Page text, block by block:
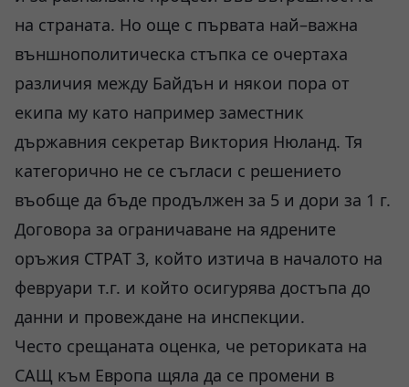
на страната. Но още с първата най–важна
външнополитическа стъпка се очертаха
различия между Байдън и някои пора от
екипа му като например заместник
държавния секретар Виктория Нюланд. Тя
категорично не се съгласи с решението
въобще да бъде продължен за 5 и дори за 1 г.
Договора за ограничаване на ядрените
оръжия СТРАТ 3, който изтича в началото на
февруари т.г. и който осигурява достъпа до
данни и провеждане на инспекции.
Често срещаната оценка, че реториката на
САЩ към Европа щяла да се промени в